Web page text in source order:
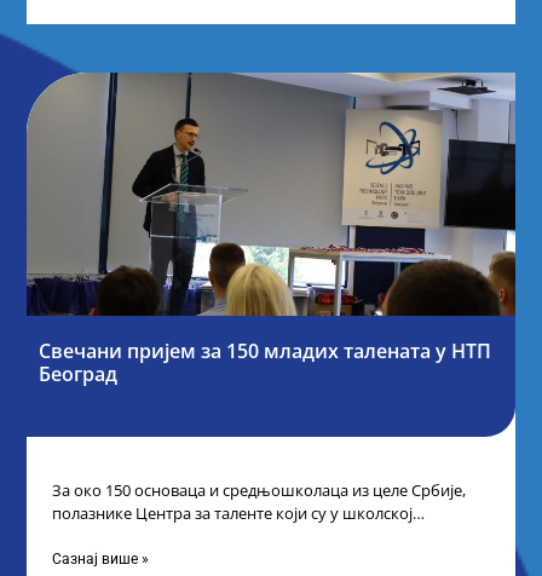
Свечани пријем за 150 младих талената у НТП
Београд
За око 150 основаца и средњошколаца из целе Србије,
полазнике Центра за таленте који су у школској
Сазнај више »